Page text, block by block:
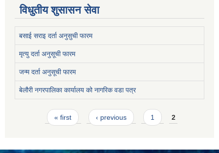
विधुतीय शुसासन सेवा
बसाई सराइ दर्ता अनुसुची फारम
मृत्यु दर्ता अनुसूची फारम
जन्म दर्ता अनुसूची फारम
बेलौरी नगरपालिका कार्यालय को नागरिक वडा पत्र
Pages« first ‹ previous 1 2